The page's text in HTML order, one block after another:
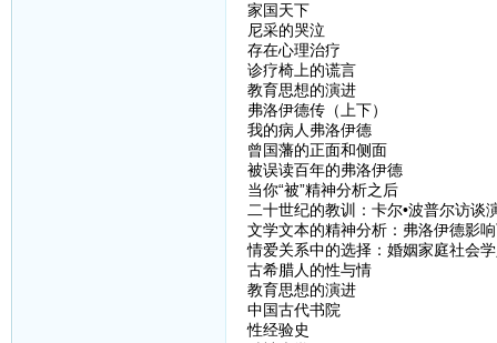
家国天下
尼采的哭泣
存在心理治疗
诊疗椅上的谎言
教育思想的演进
弗洛伊德传（上下）
我的病人弗洛伊德
曾国藩的正面和侧面
被误读百年的弗洛伊德
当你“被”精神分析之后
二十世纪的教训：卡尔•波普尔访谈
文学文本的精神分析：弗洛伊德影
情爱关系中的选择：婚姻家庭社会
古希腊人的性与情
教育思想的演进
中国古代书院
性经验史